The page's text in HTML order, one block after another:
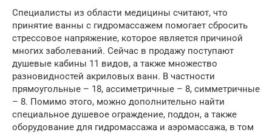
Специалисты из области медицины считают, что
принятие ванны с гидромассажем помогает сбросить
стрессовое напряжение, которое является причиной
многих заболеваний. Сейчас в продажу поступают
душевые кабины 11 видов, а также множество
разновидностей акриловых ванн. В частности
прямоугольные – 18, ассиметричные – 8, симметричные
– 8. Помимо этого, можно дополнительно найти
специальное душевое ограждение, поддон, а также
оборудование для гидромассажа и аэромассажа, в том